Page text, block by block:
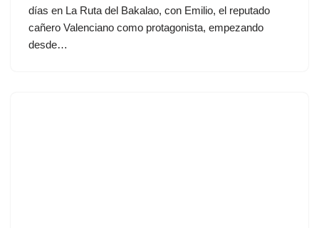
días en La Ruta del Bakalao, con Emilio, el reputado
cañero Valenciano como protagonista, empezando
desde…